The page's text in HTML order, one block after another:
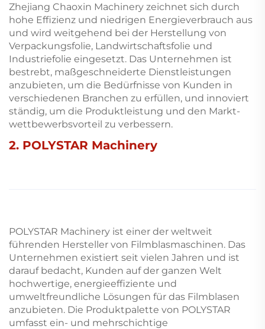
Zhejiang Chaoxin Machinery zeichnet sich durch
hohe Effizienz und niedrigen Energieverbrauch aus
und wird weitgehend bei der Herstellung von
Verpackungsfolie, Landwirtschaftsfolie und
Industriefolie eingesetzt. Das Unternehmen ist
bestrebt, maßgeschneiderte Dienstleistungen
anzubieten, um die Bedürfnisse von Kunden in
verschiedenen Branchen zu erfüllen, und innoviert
ständig, um die Produktleistung und den Markt-
wettbewerbsvorteil zu verbessern.
2. POLYSTAR Machinery
POLYSTAR Machinery ist einer der weltweit
führenden Hersteller von Filmblasmaschinen. Das
Unternehmen existiert seit vielen Jahren und ist
darauf bedacht, Kunden auf der ganzen Welt
hochwertige, energieeffiziente und
umweltfreundliche Lösungen für das Filmblasen
anzubieten. Die Produktpalette von POLYSTAR
umfasst ein- und mehrschichtige